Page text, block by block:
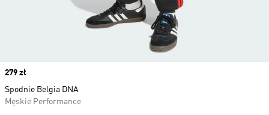
Price
279 zł
Spodnie Belgia DNA
Męskie Performance